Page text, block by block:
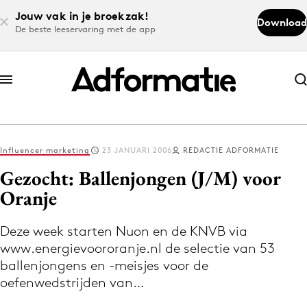
Jouw vak in je broekzak!
De beste leeservaring met de app
Download
Abonneer nu
Abonneer nu
Log in
Volg het laatste nieuws via de Adformatie
Nieuws app
Influencer marketing 23 JANUARI 2006 REDACTIE ADFORMATIE
Gezocht: Ballenjongen (J/M) voor
Oranje
Deze week starten Nuon en de KNVB via
www.energievoororanje.nl de selectie van 53
ballenjongens en -meisjes voor de
oefenwedstrijden van…